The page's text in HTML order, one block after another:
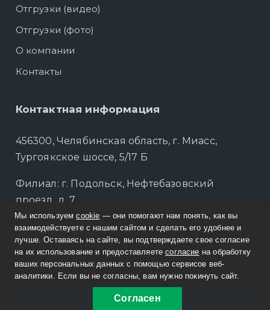
Отгрузки (видео)
Отгрузки (фото)
О компании
Контакты
Контактная информация
456300, Челябинская область, г. Миасс,
Тургоякское шоссе, 5/17 Б
Филиал: г. Подольск, Нефтебазовский
проезд, д. 7
8 800 30-20-174
sale@russpecavto.ru
Заказать звонок
Мы используемcookie — они помогают нам понять, как вы
взаимодействуете с нашим сайтом и сделать его удобнее и
лучше. Оставаясь на сайте, вы подтверждаете свое согласие
на их использование и предоставляетесогласие на обработку
ваших персональных данных с помощью сервисов веб-
аналитики. Если вы не согласны, вам нужно покинуть сайт.
Согласен